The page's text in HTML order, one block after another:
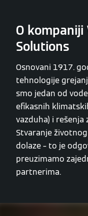
O kompaniji
Solutions
Osnovani 1917.
tehnologije
smo jedan od
efikasnih
vazduha) i
Stvaranje
dolaze – to je
preuzimamo
partnerima.